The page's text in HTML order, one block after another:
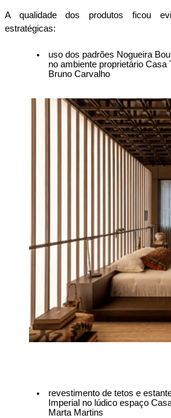
A qualidade dos produtos ficou
estratégicas:
uso dos padrões Nogueira
no ambiente proprietário Casa
Bruno Carvalho
revestimento de tetos e
Imperial no lúdico espaço
Marta Martins